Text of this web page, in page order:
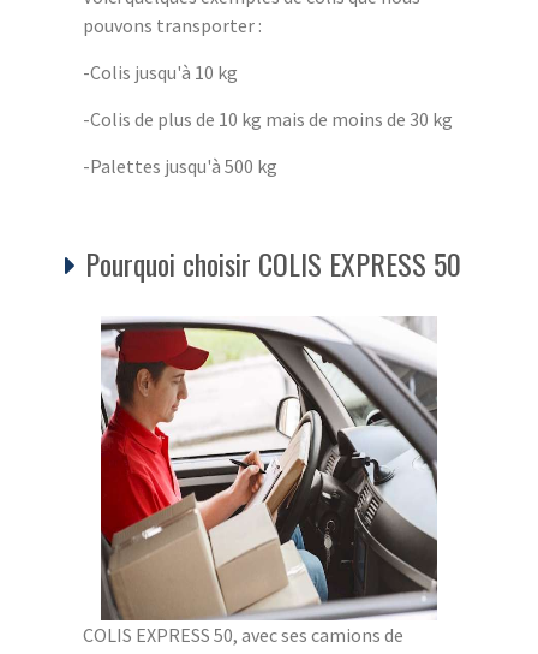
pouvons transporter :
-Colis jusqu'à 10 kg
-Colis de plus de 10 kg mais de moins de 30 kg
-Palettes jusqu'à 500 kg
Pourquoi choisir COLIS EXPRESS 50
COLIS EXPRESS 50, avec ses camions de